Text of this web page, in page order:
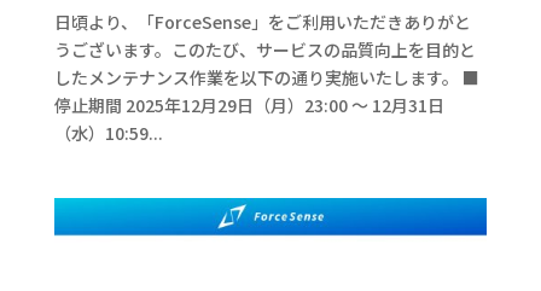
日頃より、「ForceSense」をご利用いただきありがと
うございます。このたび、サービスの品質向上を目的と
したメンテナンス作業を以下の通り実施いたします。 ■
停止期間 2025年12月29日（月）23:00 ～ 12月31日
（水）10:59...